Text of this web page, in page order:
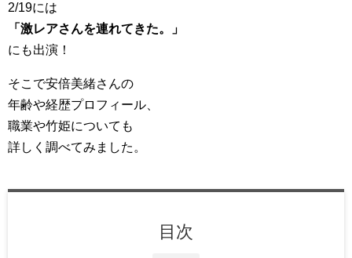
2/19には
「激レアさんを連れてきた。」
にも出演！
そこで安倍美緒さんの
年齢や経歴プロフィール、
職業や竹姫についても
詳しく調べてみました。
目次